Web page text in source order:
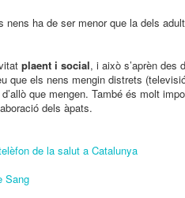
nens ha de ser menor que la dels
plaent i social, i això s’aprèn des
que els nens mengin distrets
que mengen. També és molt
dels àpats.
de la salut a Catalunya
Sang